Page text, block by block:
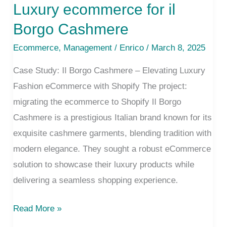
Luxury ecommerce for il
Borgo Cashmere
Ecommerce, Management / Enrico/ March 8, 2025
Case Study: Il Borgo Cashmere – Elevating Luxury
Fashion eCommerce with Shopify The project:
migrating the ecommerce to Shopify Il Borgo
Cashmere is a prestigious Italian brand known for its
exquisite cashmere garments, blending tradition with
modern elegance. They sought a robust eCommerce
solution to showcase their luxury products while
delivering a seamless shopping experience.
Luxury
Read More »